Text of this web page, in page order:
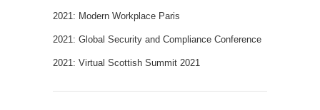
2021: Modern Workplace Paris
2021: Global Security and Compliance Conference
2021: Virtual Scottish Summit 2021